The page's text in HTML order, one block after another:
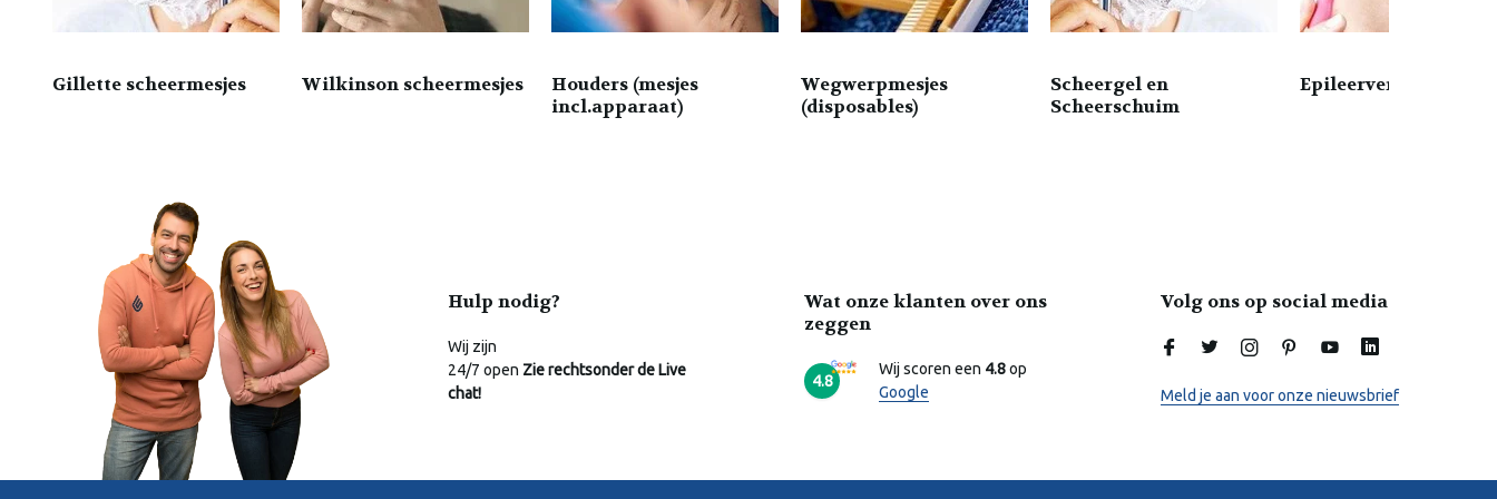
Gillette scheermesjes Wilkinson scheermesjes
Houders (mesjes
incl.apparaat)
Wegwerpmesjes
(disposables)
Scheergel en
Scheerschuim
Epileerveren
Hulp nodig?
Wij zijn
24/7 open Zie rechtsonder de Live
chat!
Wat onze klanten over ons
zeggen
4.8
Wij scoren een 4.8op
Google
Volg ons op social media
Meld je aan voor onze nieuwsbrief
Online